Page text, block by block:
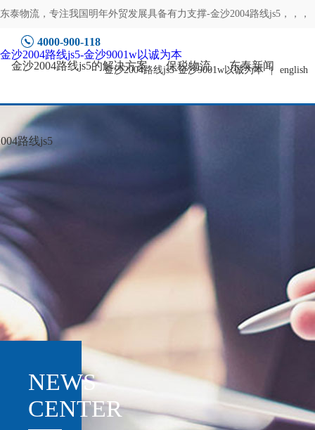
东泰物流，专注我国明年外贸发展具备有力支撑-金沙2004路线js5 ，，，
4000-900-118
金沙2004路线js5-金沙9001w以诚为本 | english
金沙2004路线js5-金沙9001w以诚为本
金沙2004路线js5的解决方案
保税物流 东泰新闻
路线js5
NEWS
CENTER